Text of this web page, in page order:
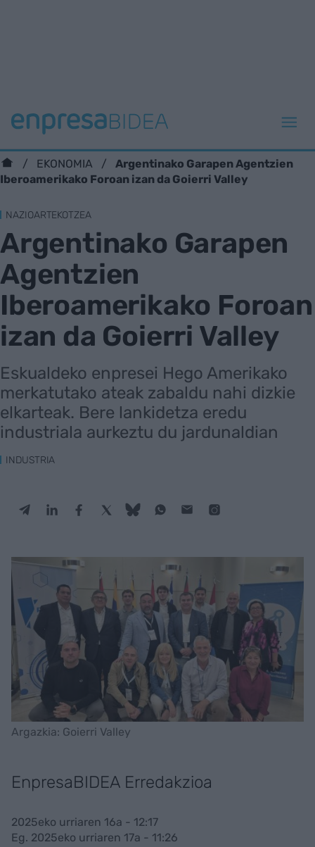
EKONOMIA
Argentinako Garapen Agentzien
Iberoamerikako Foroan izan da Goierri Valley
NAZIOARTEKOTZEA
Argentinako Garapen
Agentzien
Iberoamerikako Foroan
izan da Goierri Valley
Eskualdeko enpresei Hego Amerikako
merkatutako ateak zabaldu nahi dizkie
elkarteak. Bere lankidetza eredu
industriala aurkeztu du jardunaldian
INDUSTRIA
Argazkia: Goierri Valley
EnpresaBIDEA Erredakzioa
2025eko urriaren 16a - 12:17
Eg. 2025eko urriaren 17a - 11:26